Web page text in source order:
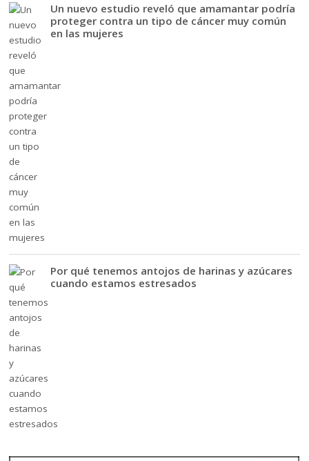
Un nuevo estudio reveló que amamantar podría
proteger contra un tipo de cáncer muy común
en las mujeres
Por qué tenemos antojos de harinas y azúcares
cuando estamos estresados